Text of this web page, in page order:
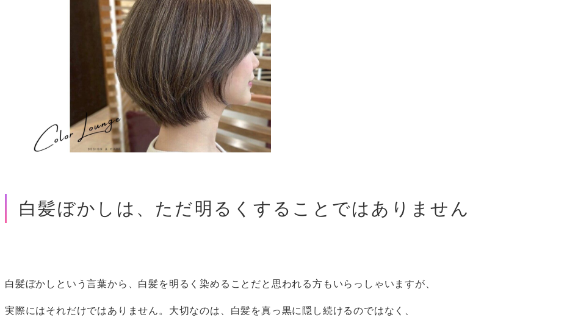
白髪ぼかしは、ただ明るくすることではありません
白髪ぼかしという言葉から、白髪を明るく染めることだと思われる方もいらっしゃいますが、
実際にはそれだけではありません。大切なのは、白髪を真っ黒に隠し続けるのではなく、